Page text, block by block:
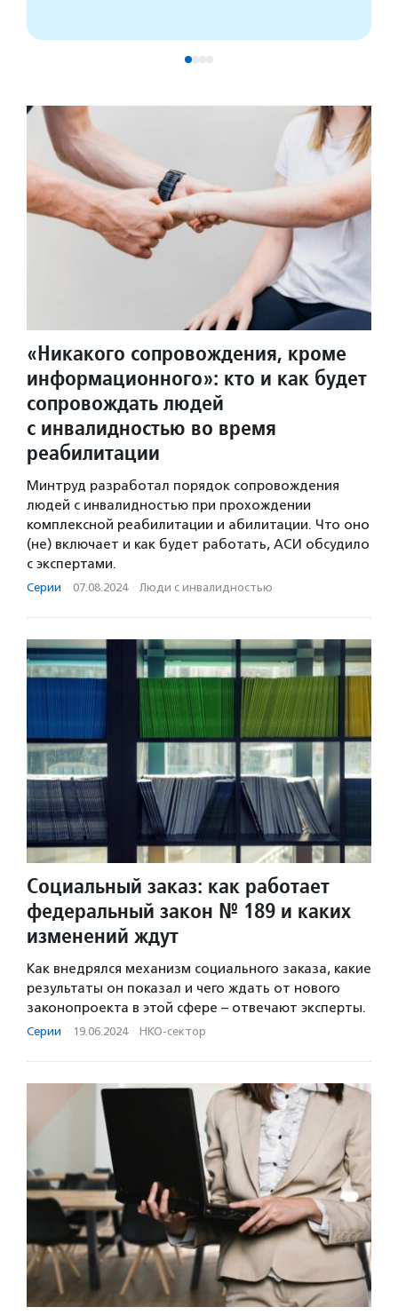
«Никакого сопровождения, кроме
информационного»: кто и как будет
сопровождать людей
с инвалидностью во время
реабилитации
Минтруд разработал порядок сопровождения
людей с инвалидностью при прохождении
комплексной реабилитации и абилитации. Что оно
(не) включает и как будет работать, АСИ обсудило
с экспертами.
Серии · 07.08.2024 · Люди с инвалидностью
Социальный заказ: как работает
федеральный закон № 189 и каких
изменений ждут
Как внедрялся механизм социального заказа, какие
результаты он показал и чего ждать от нового
законопроекта в этой сфере – отвечают эксперты.
Серии · 19.06.2024 · НКО-сектор